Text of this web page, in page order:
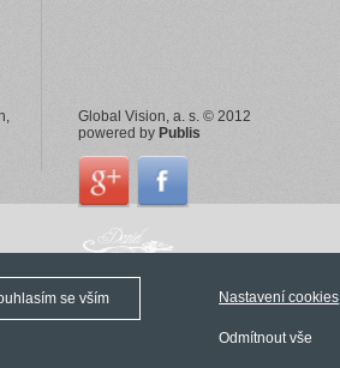
Global Vision, a. s. © 2012
powered by Publis
se vším Nastavení cookies
Odmítnout vše